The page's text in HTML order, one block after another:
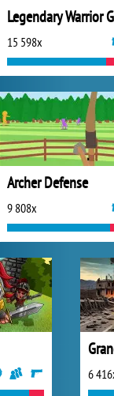
15 598x
Archer Defense
9 808x
6